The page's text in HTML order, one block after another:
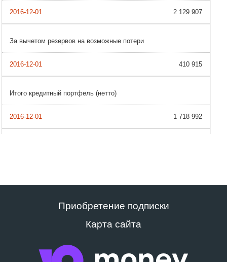
2 129 907
За вычетом резервов на возможные потери
410 915
Итого кредитный портфель (нетто)
1 718 992
Приобретение подписки
Карта сайта